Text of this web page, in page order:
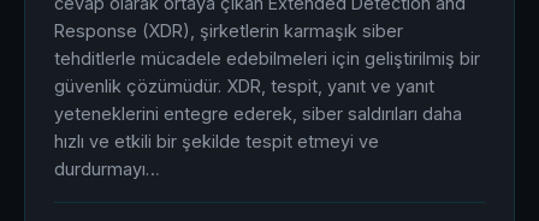
Response (XDR), şirketlerin karmaşık siber
tehditlerle mücadele edebilmeleri için geliştirilmiş bir
güvenlik çözümüdür. XDR, tespit, yanıt ve yanıt
yeteneklerini entegre ederek, siber saldırıları daha
hızlı ve etkili bir şekilde tespit etmeyi ve
durdurmayı…